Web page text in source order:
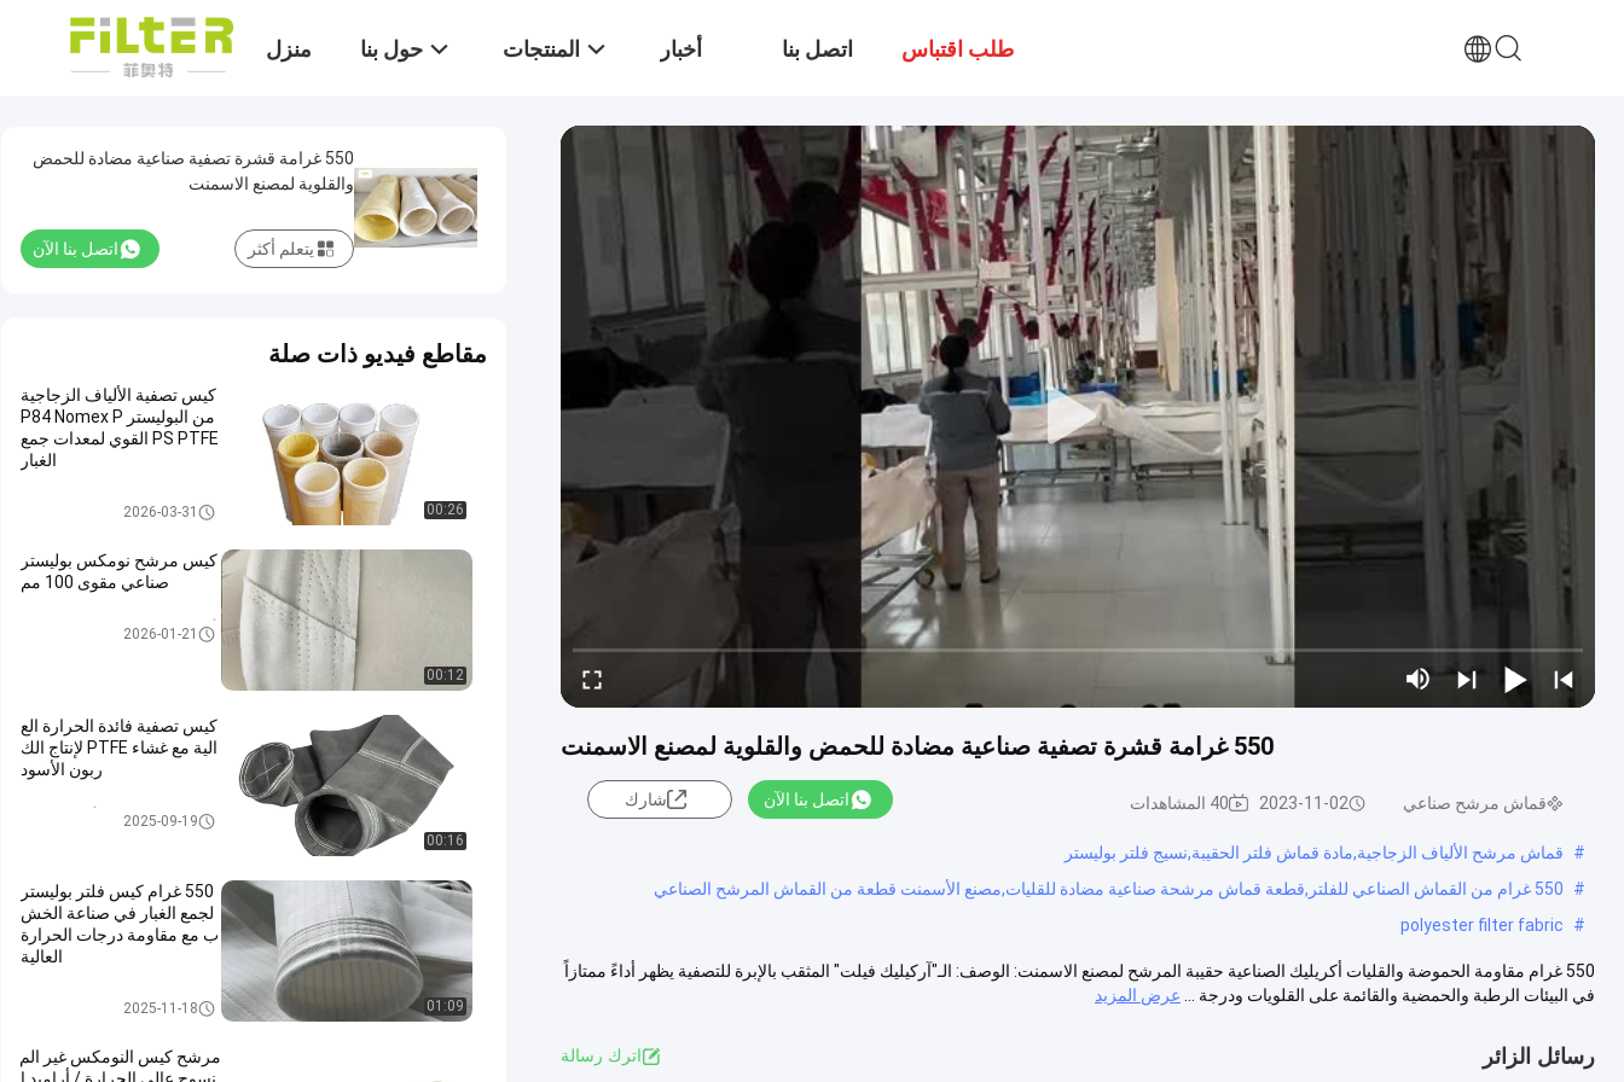
منزل حول بنا المنتجات أخبار اتصل بنا طلب اقتباس
550 غرامة قشرة تصفية صناعية مضادة للحمض والقلوية لمصنع الاسمنت
قماش مرشح صناعي 2023-11-02 40 المشاهدات اتصل بنا الآن شارك
#
قماش مرشح الألياف الزجاجية,مادة قماش فلتر الحقيبة,نسيج فلتر بوليستر
#
550 غرام من القماش الصناعي للفلتر,قطعة قماش مرشحة صناعية مضادة للقليات,مصنع الأسمنت قطعة من القماش المرشح الصناعي
#
polyester filter fabric
550 غرام مقاومة الحموضة والقليات أكريليك الصناعية حقيبة المرشح لمصنع الاسمنت: الوصف: الـ"آركيليك فيلت" المثقب بالإبرة للتصفية يظهر أداءً ممتازاً
في البيئات الرطبة والحمضية والقائمة على القلويات ودرجة ...
عرض المزيد
رسائل الزائر اترك رسالة
550 غرامة قشرة تصفية صناعية مضادة للحمض
والقلوية لمصنع الاسمنت
اتصل بنا الآن يتعلم أكثر
مقاطع فيديو ذات صلة
00:26
كيس تصفية الألياف الزجاجية
من البوليستر P84 Nomex P
PS PTFE القوي لمعدات جمع
الغبار
كيس فلتر بوليستر2026-03-31
00:12
كيس مرشح نومكس بوليستر
صناعي مقوى 100 مم
أكياس المرشحات عالية درجة الح
2026-01-21
00:16
كيس تصفية فائدة الحرارة الع
الية مع غشاء PTFE لإنتاج الك
ربون الأسود
كيس فلتر من ألياف الزجاج
2025-09-19
01:09
550 غرام كيس فلتر بوليستر
لجمع الغبار في صناعة الخش
ب مع مقاومة درجات الحرارة
العالية
كيس فلتر بوليستر2025-11-18
مرشح كيس النومكس غير الم